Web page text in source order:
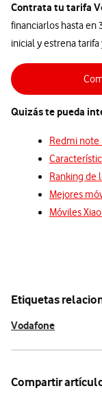
Contrata tu tarifa
financiarlos hasta en
inicial y estrena
Quizás te pueda
Redmi note
Ranking de
Mejores
Móviles
Etiquetas
Vodafone
Compartir